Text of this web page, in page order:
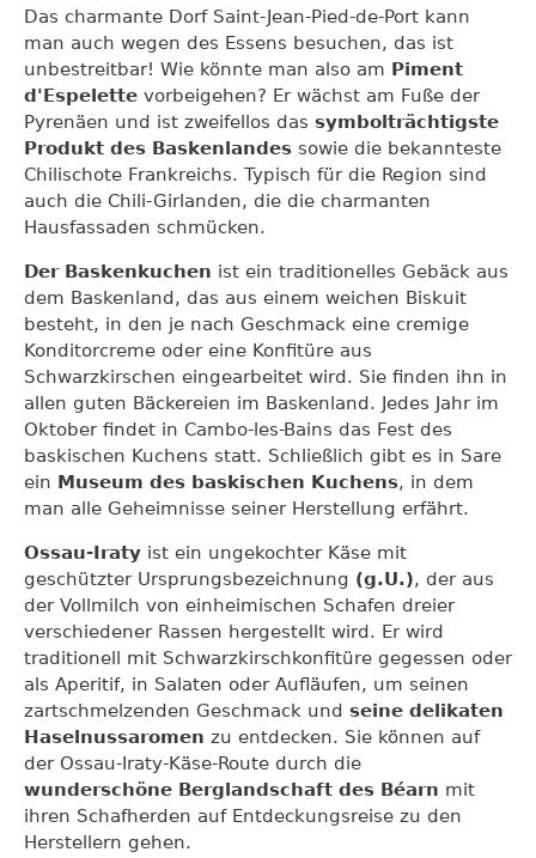
Das charmante Dorf Saint-Jean-Pied-de-Port kann
man auch wegen des Essens besuchen, das ist
unbestreitbar! Wie könnte man also am Piment
d'Espelette vorbeigehen? Er wächst am Fuße der
Pyrenäen und ist zweifellos das symbolträchtigste
Produkt des Baskenlandes sowie die bekannteste
Chilischote Frankreichs. Typisch für die Region sind
auch die Chili-Girlanden, die die charmanten
Hausfassaden schmücken.
Der Baskenkuchen ist ein traditionelles Gebäck aus
dem Baskenland, das aus einem weichen Biskuit
besteht, in den je nach Geschmack eine cremige
Konditorcreme oder eine Konfitüre aus
Schwarzkirschen eingearbeitet wird. Sie finden ihn in
allen guten Bäckereien im Baskenland. Jedes Jahr im
Oktober findet in Cambo-les-Bains das Fest des
baskischen Kuchens statt. Schließlich gibt es in Sare
ein Museum des baskischen Kuchens, in dem
man alle Geheimnisse seiner Herstellung erfährt.
Ossau-Iraty ist ein ungekochter Käse mit
geschützter Ursprungsbezeichnung (g.U.), der aus
der Vollmilch von einheimischen Schafen dreier
verschiedener Rassen hergestellt wird. Er wird
traditionell mit Schwarzkirschkonfitüre gegessen oder
als Aperitif, in Salaten oder Aufläufen, um seinen
zartschmelzenden Geschmack und seine delikaten
Haselnussaromen zu entdecken. Sie können auf
der Ossau-Iraty-Käse-Route durch die
wunderschöne Berglandschaft des Béarn mit
ihren Schafherden auf Entdeckungsreise zu den
Herstellern gehen.